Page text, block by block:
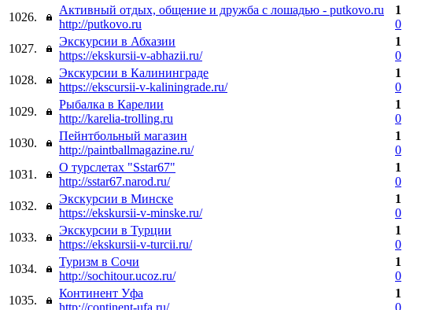
1026.
Активный отдых, общение и дружба с лошадью - putkovo.ru
http://putkovo.ru
1
0
1027.
Экскурсии в Абхазии
https://ekskursii-v-abhazii.ru/
1
0
1028.
Экскурсии в Калининграде
https://ekscursii-v-kaliningrade.ru/
1
0
1029.
Рыбалка в Карелии
http://karelia-trolling.ru
1
0
1030.
Пейнтбольный магазин
http://paintballmagazine.ru/
1
0
1031.
О турслетах "Sstar67"
http://sstar67.narod.ru/
1
0
1032.
Экскурсии в Минске
https://ekskursii-v-minske.ru/
1
0
1033.
Экскурсии в Турции
https://ekskursii-v-turcii.ru/
1
0
1034.
Туризм в Сочи
http://sochitour.ucoz.ru/
1
0
1035.
Континент Уфа
http://continent-ufa.ru/
1
0